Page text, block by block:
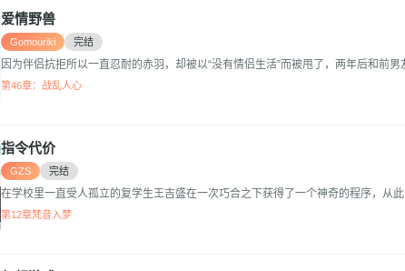
爱情野兽
Gomouriki 完结
因为伴侣抗拒所以一直忍耐的赤羽，却被以“没有情侣生活”而被甩了，两年后和前
第46章：战乱人心
指令代价
GZS 完结
在学校里一直受人孤立的复学生王吉盛在一次巧合之下获得了一个神奇的程序，从
第12章梵音入梦